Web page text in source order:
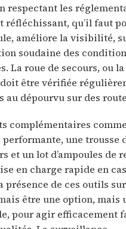
respectant les
réfléchissant, qu’il faut
améliore la visibilité,
soudaine des
La roue de secours, ou
être vérifiée
au dépourvu sur des
complémentaires
une trousse
et un lot d’ampoules de
en charge rapide en
présence de ces outils
être une option, mais
pour agir efficacement